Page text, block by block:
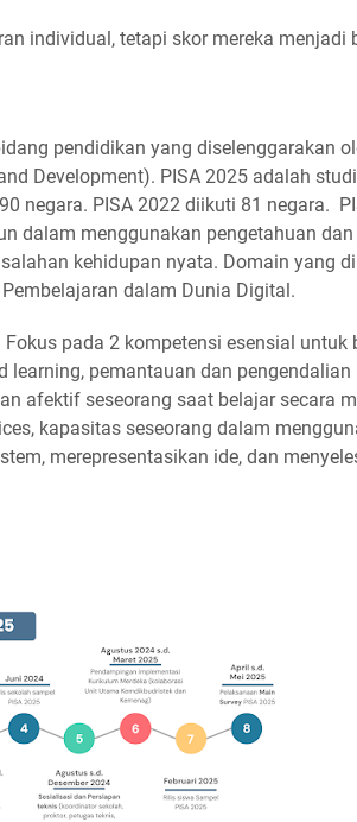
individual, tetapi skor mereka menjadi
pendidikan yang diselenggarakan
Development). PISA 2025 adalah studi
negara. PISA 2022 diikuti 81 negara.
dalam menggunakan pengetahuan dan
kehidupan nyata. Domain yang
dalam Dunia Digital.
pada 2 kompetensi esensial untuk
learning, pemantauan dan pengendalian
afektif seseorang saat belajar secara
kapasitas seseorang dalam
merepresentasikan ide, dan